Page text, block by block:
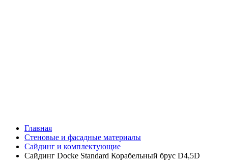
Главная
Стеновые и фасадные материалы
Сайдинг и комплектующие
Сайдинг Docke Standard Корабельный брус D4,5D